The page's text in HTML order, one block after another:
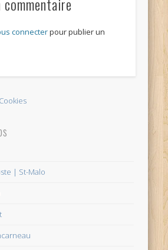
connecterpour publier un
| St-Malo